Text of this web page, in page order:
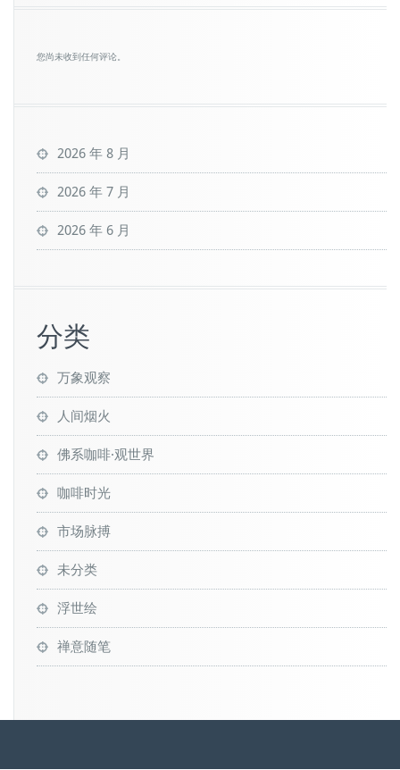
您尚未收到任何评论。
2026 年 8 月
2026 年 7 月
2026 年 6 月
分类
万象观察
人间烟火
佛系咖啡·观世界
咖啡时光
市场脉搏
未分类
浮世绘
禅意随笔